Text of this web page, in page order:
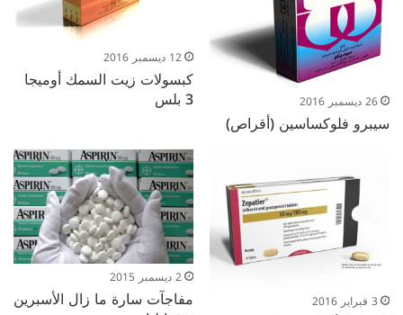
26 ديسمبر 2016
سيبرو فلوكساسين (أقراص)
12 ديسمبر 2016
كبسولات زيت السمك أوميجا
3 بلس
3 فبراير 2016
2 ديسمبر 2015
مفاجآت سارة ما زال الأسبرين